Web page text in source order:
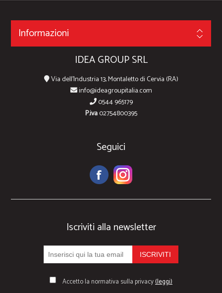
Informazioni
IDEA GROUP SRL
Via dell'Industria 13, Montaletto di Cervia (RA)
info@ideagroupitalia.com
0544 965179
P.iva02754800395
Seguici
Iscriviti alla newsletter
Accetto la normativa sulla privacy(leggi)